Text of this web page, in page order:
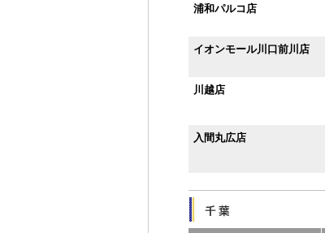
浦和パルコ店
イオンモール川口前川店
川越店
入間丸広店